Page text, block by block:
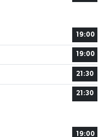
19:00
19:00
21:30
21:30
19:00